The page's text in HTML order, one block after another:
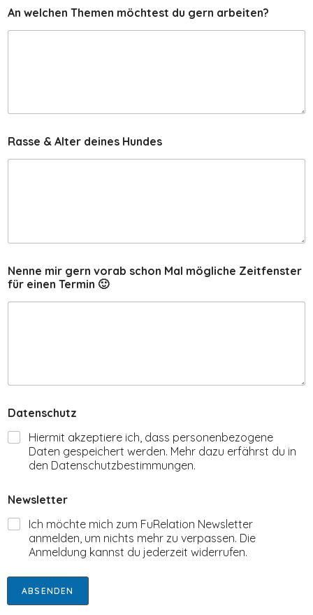
An welchen Themen möchtest du gern arbeiten?
Rasse & Alter deines Hundes
e
w
s
a
l
🙂
Nenne mir gern vorab schon Mal mögliche Zeitfenster
für einen Termin 🙂
Datenschutz
Hiermit akzeptiere ich, dass personenbezogene
Daten gespeichert werden. Mehr dazu erfährst du in
den Datenschutzbestimmungen.
Newsletter
Ich möchte mich zum FuRelation Newsletter
anmelden, um nichts mehr zu verpassen. Die
Anmeldung kannst du jederzeit widerrufen.
ABSENDEN